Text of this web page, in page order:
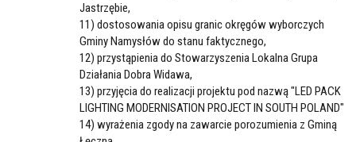
Jastrzębie,
11) dostosowania opisu granic okręgów wyborczych
Gminy Namysłów do stanu faktycznego,
12) przystąpienia do Stowarzyszenia Lokalna Grupa
Działania Dobra Widawa,
13) przyjęcia do realizacji projektu pod nazwą "LED PACK
LIGHTING MODERNISATION PROJECT IN SOUTH POLAND"
14) wyrażenia zgody na zawarcie porozumienia z Gminą